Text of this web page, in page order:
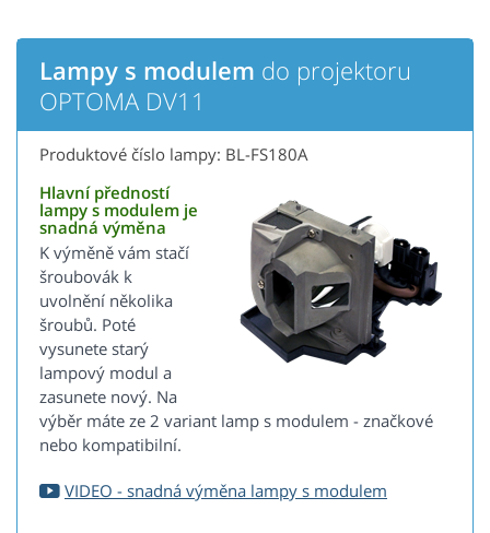
Lampy s modulem do projektoru
OPTOMA DV11
Produktové číslo lampy: BL-FS180A
Hlavní předností
lampy s modulem je
snadná výměna
K výměně vám stačí
šroubovák k
uvolnění několika
šroubů. Poté
vysunete starý
lampový modul a
zasunete nový. Na
výběr máte ze 2 variant lamp s modulem - značkové
nebo kompatibilní.
VIDEO - snadná výměna lampy s modulem